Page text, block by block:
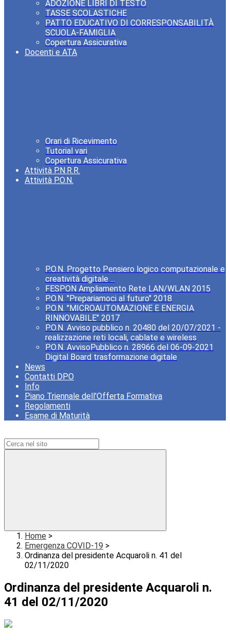
ADOZIONE LIBRI DI TESTO
TASSE SCOLASTICHE
PATTO EDUCATIVO DI CORRESPONSABILITÀ
SCUOLA-FAMIGLIA
Copertura Assicurativa
Docenti e ATA
Orari di Ricevimento
Tutorial vari
Copertura Assicurativa
Attività P.N.R.R.
Attività P.O.N.
P.O.N. Progetto Pensiero logico computazionale e
creatività digitale ...
FESPON Ampliamento Rete LAN/WLAN 2015
P.O.N. "Prepariamoci al futuro" 2018
P.O.N. "MICROAUTOMAZIONE E ENERGIA
RINNOVABILE" 2017
P.O.N. Avviso pubblico n. 20480 del 20/07/2021 -
realizzazione reti locali, cablate e wireless
P.O.N. AvvisoPubblico n. 28966 del 06-09-2021
Digital Board trasformazione digitale
News
Contatti DPO
Info
Piano Triennale dell'Offerta Formativa
Regolamenti
Esame di Maturità
Home >
Emergenza COVID-19 >
Ordinanza del presidente Acquaroli n. 41 del
02/11/2020
Ordinanza del presidente Acquaroli n.
41 del 02/11/2020